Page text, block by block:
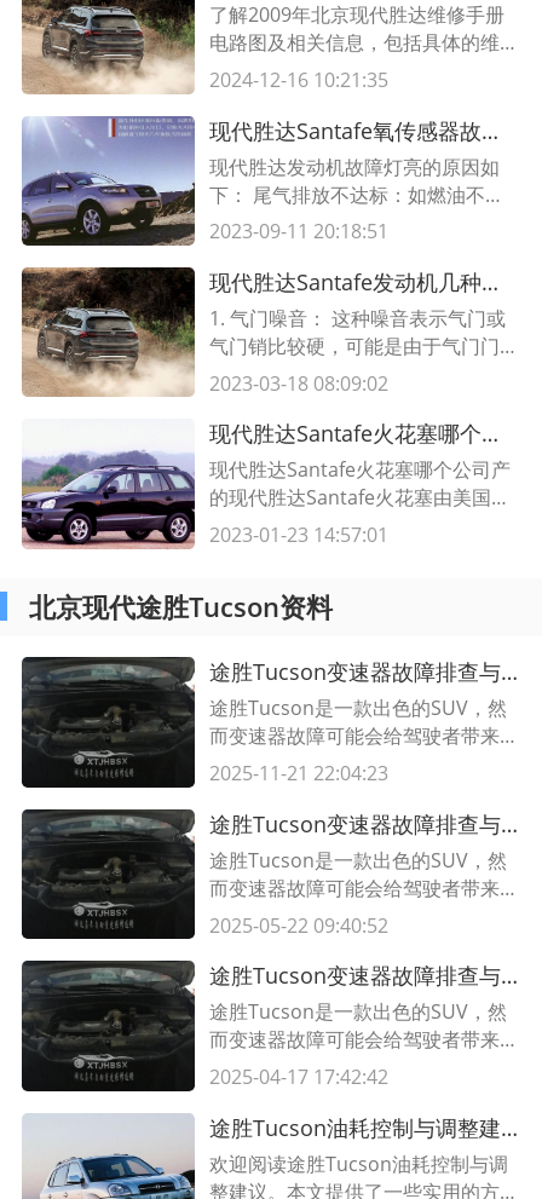
了解2009年北京现代胜达维修手册
电路图及相关信息，包括具体的维修
手册内容和故障排除步骤。获取胜达
供便利。
2024-12-16 10:21:35
现代胜达Santafe氧传感器故障符号,氧传感器故障报什么码
现代胜达发动机故障灯亮的原因如
下： 尾气排放不达标：如燃油不
良，三元催化器失效，进气管积炭过
动机偶而有缺火情况等都会导致发动
机故障灯点亮，其中油质不好导致发
动机故障灯亮的情况是最多的。 发
动机系统工作不良导致的故障灯点
亮，如油门踏板传感器，节气门位置
传感器，空气流量计
2023-09-11 20:18:51
现代胜达Santafe发动机几种异响分析表,发动机几年出现几种异响
1. 气门噪音： 这种噪音表示气门或
气门销比较硬，可能是由于气门门座
松动或气门座损坏而引起的。2. 冷
统可能存在问题，如液位过低、水箱
堵塞、水泵损坏等。3. 气缸噪音：
这种噪音表示气缸内部可能出现问
题，可能是由于活塞环磨损、活塞下
垫板破裂、气门组件及排气管等有问
2023-03-18 08:09:02
现代胜达Santafe火花塞哪个公司产,火花塞又一公司上市了吗
现代胜达Santafe火花塞哪个公司产
的现代胜达Santafe火花塞由美国N
GK棒状火花塞公司生产。NGK棒状
制造商提供高质量的火花塞，为全球
2023-01-23 14:57:01
北京现代途胜Tucson资料
途胜Tucson变速器故障排查与处理技巧，轻松解决行驶中的烦恼!
途胜Tucson是一款出色的SUV，然
而变速器故障可能会给驾驶者带来困
扰。本文为您提供途胜Tucson变速
解决行驶中的烦恼。
2025-11-21 22:04:23
途胜Tucson变速器故障排查与处理技巧，轻松解决行驶中的烦恼!
途胜Tucson是一款出色的SUV，然
而变速器故障可能会给驾驶者带来困
扰。本文为您提供途胜Tucson变速
解决行驶中的烦恼。
2025-05-22 09:40:52
途胜Tucson变速器故障排查与处理技巧，轻松解决行驶中的烦恼!
途胜Tucson是一款出色的SUV，然
而变速器故障可能会给驾驶者带来困
扰。本文为您提供途胜Tucson变速
解决行驶中的烦恼。
2025-04-17 17:42:42
途胜Tucson油耗控制与调整建议——节约燃油成本，环保出行
欢迎阅读途胜Tucson油耗控制与调
整建议。本文提供了一些实用的方法